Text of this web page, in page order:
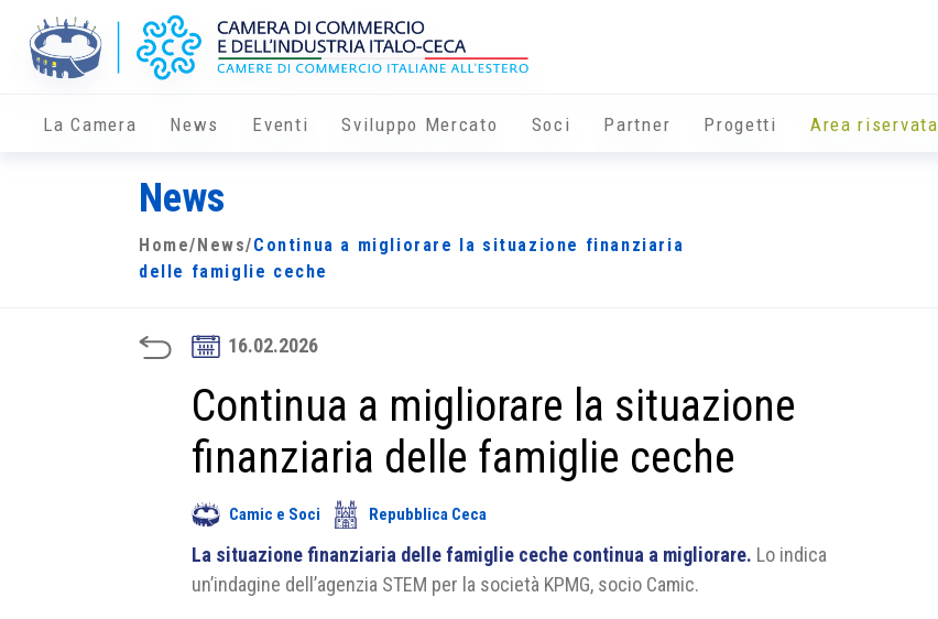
La Camera News Eventi Sviluppo Mercato Soci Partner Progetti Area riservata
News
Home/ News/Continua a migliorare la situazione finanziaria
delle famiglie ceche
16.02.2026
Continua a migliorare la situazione
finanziaria delle famiglie ceche
Camic e Soci Repubblica Ceca
La situazione finanziaria delle famiglie ceche continua a migliorare. Lo indica
un’indagine dell’agenzia STEM per la società KPMG, socio Camic.